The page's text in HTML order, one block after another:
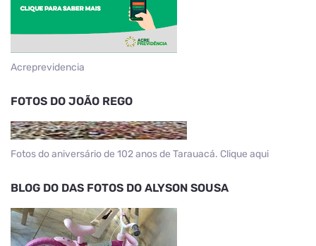
Acreprevidencia
FOTOS DO JOÃO REGO
Fotos do aniversário de 102 anos de Tarauacá. Clique aqui
BLOG DO DAS FOTOS DO ALYSON SOUSA